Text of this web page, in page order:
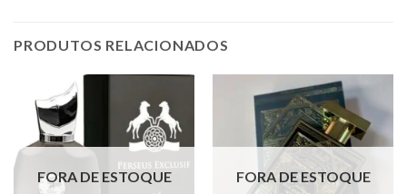
PRODUTOS RELACIONADOS
FORA DE ESTOQUE FORA DE ESTOQUE